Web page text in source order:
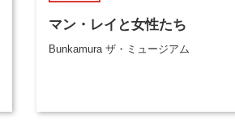
マン・レイと女性たち
Bunkamura ザ・ミュージアム